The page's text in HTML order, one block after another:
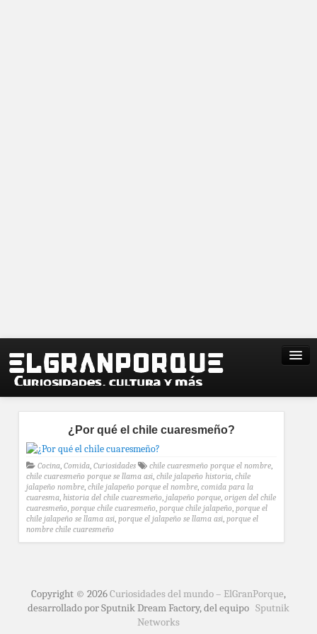
¿Por qué el chile cuaresmeño?
Cocina, Comida, Curiosidades chile cuaresmeño porque el nombre,
chile cuaresmeño porque se llama asi, chile jalapeño historia, chile
jalapeño nombre, chile jalapeño porque el nombre, comida para la
cuaresma, historia del chile cuaresmeño, jalapeño porque, origen del chile
cuaresmeño, porque chile cuaresmeño, porque chile jalapeño, porque el
chile jalapeño se llama asi, porque el jalapeño se llama asi, porque el
nombre chile cuaresmeño
Copyright © 2026Curiosidades del mundo – ElGranPorque,
desarrollado por Sputnik Dream Factory, del equipo Sputnik
Networks